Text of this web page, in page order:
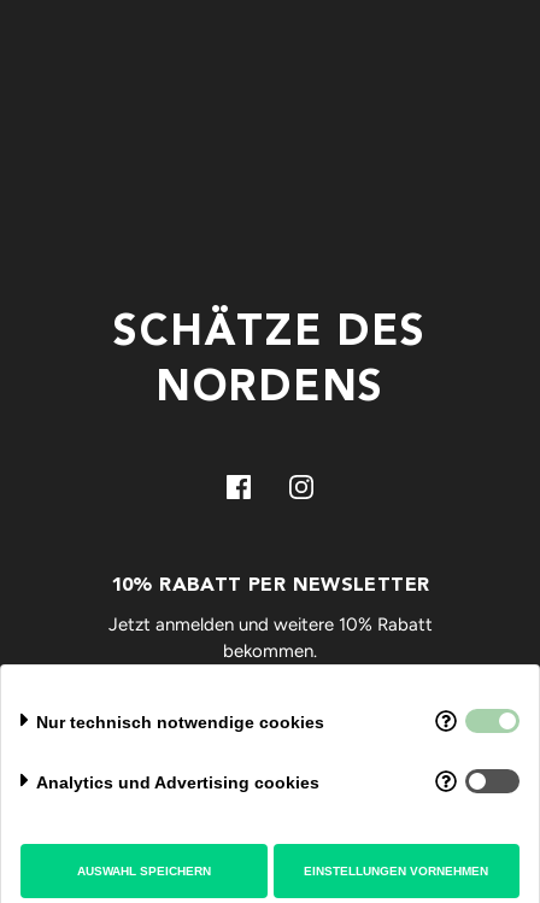
SCHÄTZE DES
NORDENS
10% RABATT PER NEWSLETTER
Jetzt anmelden und weitere 10% Rabatt
bekommen.
SCHMUCKGRÖßE ERMITTELN
Nur technisch notwendige cookies
Analytics und Advertising cookies
AUSWAHL SPEICHERN EINSTELLUNGEN VORNEHMEN